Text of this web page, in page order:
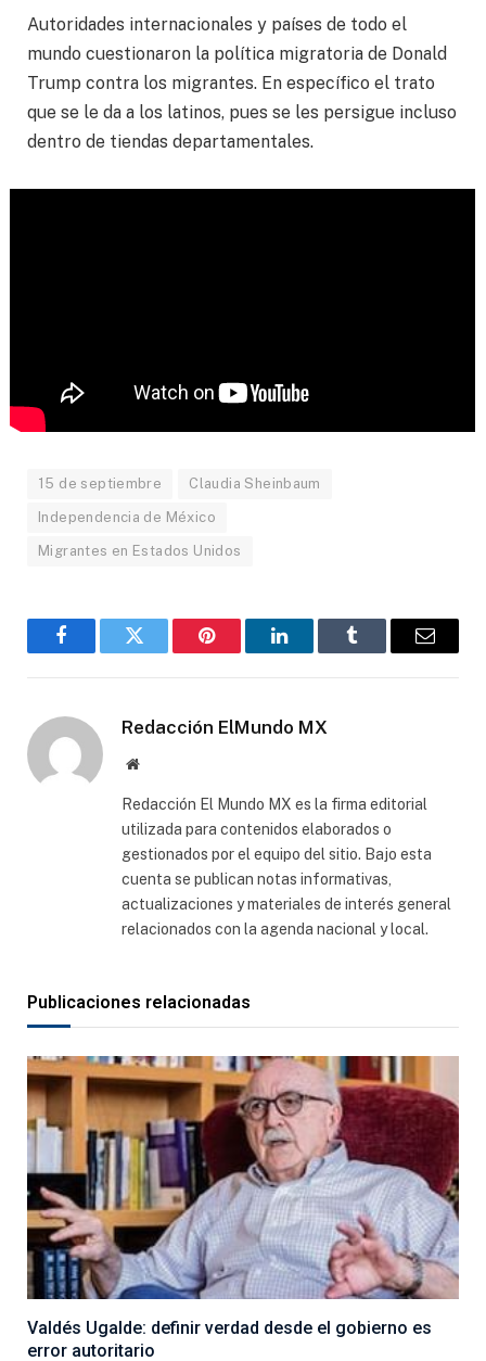
Autoridades internacionales y países de todo el
mundo cuestionaron la política migratoria de Donald
Trump contra los migrantes. En específico el trato
que se le da a los latinos, pues se les persigue incluso
dentro de tiendas departamentales.
15 de septiembre Claudia Sheinbaum
Independencia de México
Migrantes en Estados Unidos
FacebookGorjeo Pinterest LinkedInTumblr
Correo
Redacción ElMundo MX
Sitio
Redacción El Mundo MX es la firma editorial
utilizada para contenidos elaborados o
gestionados por el equipo del sitio. Bajo esta
cuenta se publican notas informativas,
actualizaciones y materiales de interés general
relacionados con la agenda nacional y local.
Publicaciones relacionadas
Valdés Ugalde: definir verdad desde el gobierno es
error autoritario